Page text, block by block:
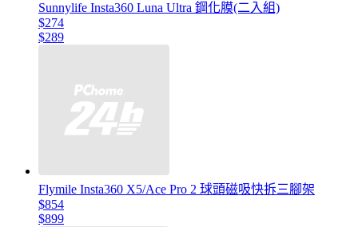
Sunnylife Insta360 Luna Ultra 鋼化膜(二入組)
$274
$289
Flymile Insta360 X5/Ace Pro 2 球頭磁吸快拆三腳架
$854
$899